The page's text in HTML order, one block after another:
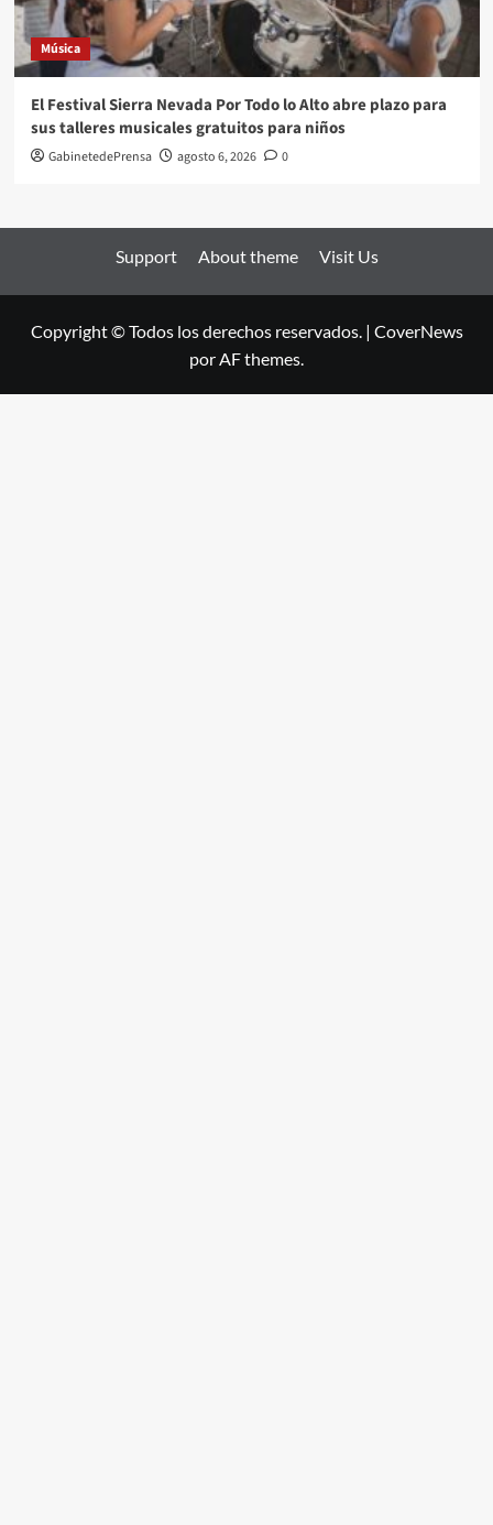
Música
El Festival Sierra Nevada Por Todo lo Alto abre plazo para
sus talleres musicales gratuitos para niños
GabinetedePrensa agosto 6, 2026 0
Support About theme Visit Us
Copyright © Todos los derechos reservados. | CoverNews
por AF themes.